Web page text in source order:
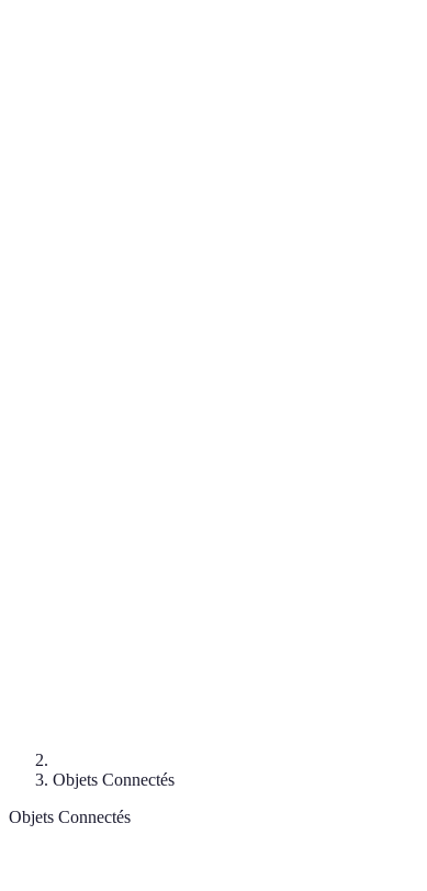
Objets Connectés
Objets Connectés